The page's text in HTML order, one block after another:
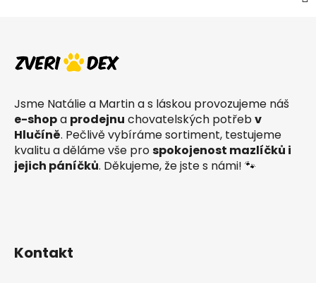
Jsme Natálie a Martin a s láskou provozujeme náš
e-shopa prodejnu chovatelských potřebv
Hlučíně. Pečlivě vybíráme sortiment, testujeme
kvalitu a děláme vše prospokojenost mazlíčků i
jejich páníčků. Děkujeme, že jste s námi! 🐾
Kontakt